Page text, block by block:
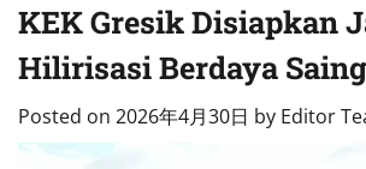
KEK Gresik Disiapkan
Hilirisasi Berdaya
Posted on 2026年4月30日 by Editor